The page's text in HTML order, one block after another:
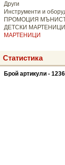
Други
Инструменти и
ПРОМОЦИЯ
ДЕТСКИ МАРТЕНИЦИ
МАРТЕНИЦИ
Статистика
Брой артикули -